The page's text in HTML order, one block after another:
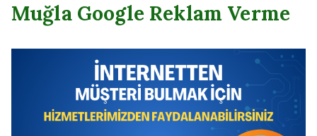
Muğla Google Reklam Verme